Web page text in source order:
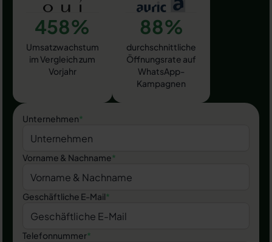
458%
Umsatzwachstum
im Vergleich zum
Vorjahr
88%
durchschnittliche
Öffnungsrate auf
WhatsApp-
Kampagnen
Unternehmen*
Vorname & Nachname*
Geschäftliche E-Mail*
Telefonnummer*